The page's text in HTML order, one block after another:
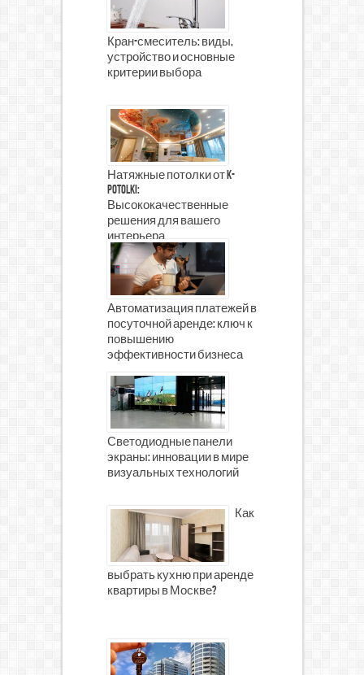
Кран-смеситель: виды,
устройство и основные
критерии выбора
Натяжные потолки от K-
Potolki:
Высококачественные
решения для вашего
интерьера
Автоматизация платежей в
посуточной аренде: ключ к
повышению
эффективности бизнеса
Светодиодные панели
экраны: инновации в мире
визуальных технологий
Как
выбрать кухню при аренде
квартиры в Москве?